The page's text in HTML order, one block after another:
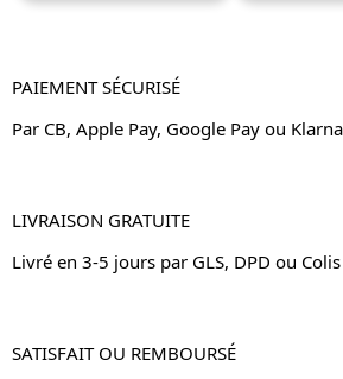
PAIEMENT SÉCURISÉ
Par CB, Apple Pay, Google Pay ou Klarna
LIVRAISON GRATUITE
Livré en 3-5 jours par GLS, DPD ou
SATISFAIT OU REMBOURSÉ